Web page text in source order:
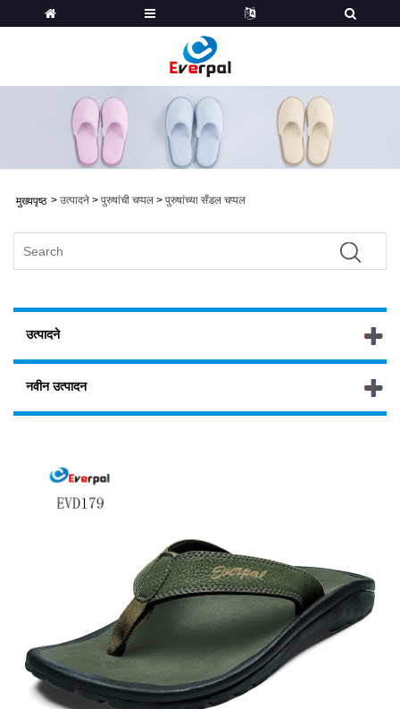
मुख्यपृष्ठ > उत्पादने > पुरुषांची चप्पल > पुरुषांच्या सँडल चप्पल
उत्पादने
नवीन उत्पादन